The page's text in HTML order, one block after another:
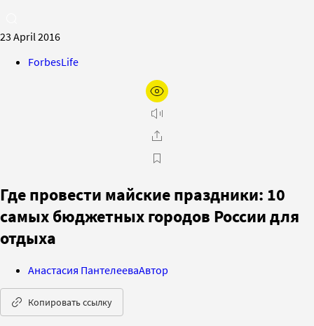
23 April 2016
ForbesLife
Где провести майские праздники: 10
самых бюджетных городов России для
отдыха
Анастасия ПантелееваАвтор
Копировать ссылку